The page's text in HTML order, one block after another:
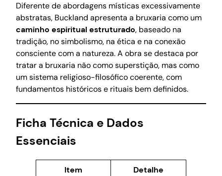
Diferente de abordagens místicas excessivamente
abstratas, Buckland apresenta a bruxaria como um
caminho espiritual estruturado, baseado na
tradição, no simbolismo, na ética e na conexão
consciente com a natureza. A obra se destaca por
tratar a bruxaria não como superstição, mas como
um sistema religioso-filosófico coerente, com
fundamentos históricos e rituais bem definidos.
Ficha Técnica e Dados
Essenciais
Item Detalhe